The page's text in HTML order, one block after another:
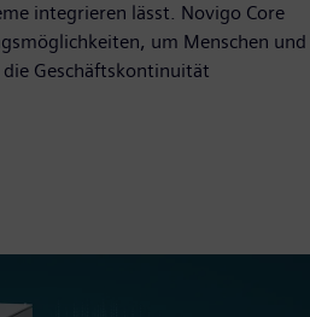
integrieren lässt. Novigo Core
um Menschen und
Geschäftskontinuität